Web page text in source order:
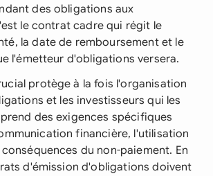
des obligations aux
le contrat cadre qui régit le
la date de remboursement et le
l'émetteur d'obligations versera.
protège à la fois l'organisation
et les investisseurs qui les
des exigences spécifiques
financière, l'utilisation
du non-paiement. En
d'émission d'obligations doivent